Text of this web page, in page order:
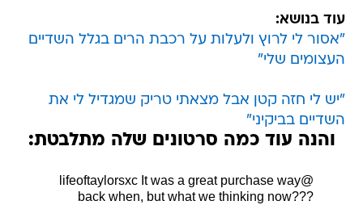
עוד בנושא:
"אסור לי לרוץ ולעלות על רכבת הרים בגלל השדיים
העצומים שלי"
"יש לי חזה קטן אבל מצאתי טריק שמגדיל לי את
השדיים בביקיני"
והנה עוד כמה סרטונים שלה מתלבטת:
@lifeoftaylorsxc
It was a great purchase way
back when, but what we thinking now???